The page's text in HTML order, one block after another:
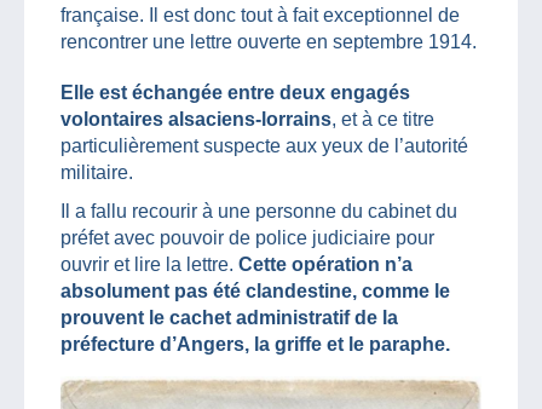
française. Il est donc tout à fait exceptionnel de
rencontrer une lettre ouverte en septembre 1914.
Elle est échangée entre deux engagés
volontaires alsaciens-lorrains, et à ce titre
particulièrement suspecte aux yeux de l’autorité
militaire.
Il a fallu recourir à une personne du cabinet du
préfet avec pouvoir de police judiciaire pour
ouvrir et lire la lettre. Cette opération n’a
absolument pas été clandestine, comme le
prouvent le cachet administratif de la
préfecture d’Angers, la griffe et le paraphe.